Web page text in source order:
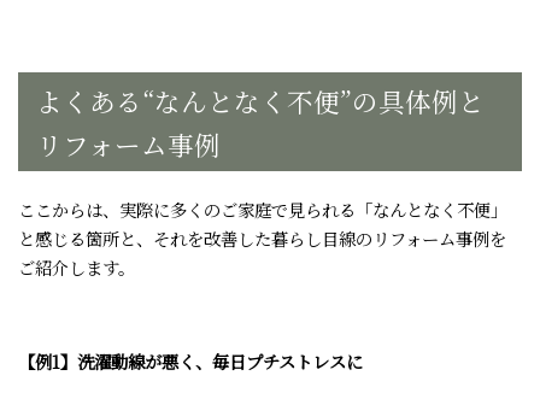
よくある“なんとなく不便”の具体例と
リフォーム事例
ここからは、実際に多くのご家庭で見られる「なんとなく不便」
と感じる箇所と、それを改善した暮らし目線のリフォーム事例を
ご紹介します。
【例1】洗濯動線が悪く、毎日プチストレスに